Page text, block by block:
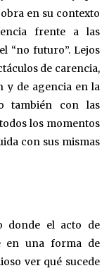
en su contexto
frente a las
“no futuro”. Lejos
de carencia,
y de agencia en la
también con las
los momentos
con sus mismas
donde el acto de
en una forma de
ver qué sucede